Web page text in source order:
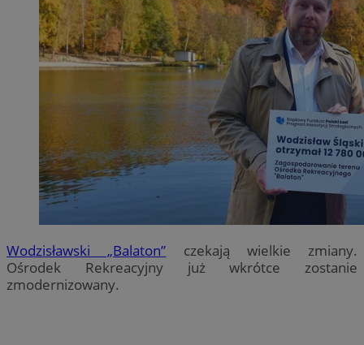
Wodzisławski „Balaton” czekają wielkie zmiany.
Ośrodek Rekreacyjny już wkrótce zostanie
zmodernizowany.